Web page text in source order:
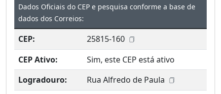
Dados Oficiais do CEP e pesquisa conforme a base de
dados dos Correios:
CEP:
25815-160
CEP Ativo:
Sim, este CEP está ativo
Logradouro:
Rua Alfredo de Paula